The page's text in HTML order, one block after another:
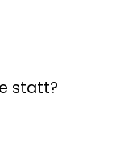
statt?